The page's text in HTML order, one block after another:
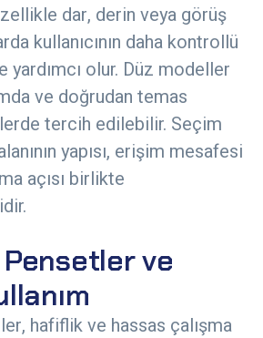
dar, derin veya görüş
kullanıcının daha kontrollü
olur. Düz modeller
ve doğrudan temas
tercih edilebilir. Seçim
yapısı, erişim mesafesi
açısı birlikte
ve
hafiflik ve hassas çalışma